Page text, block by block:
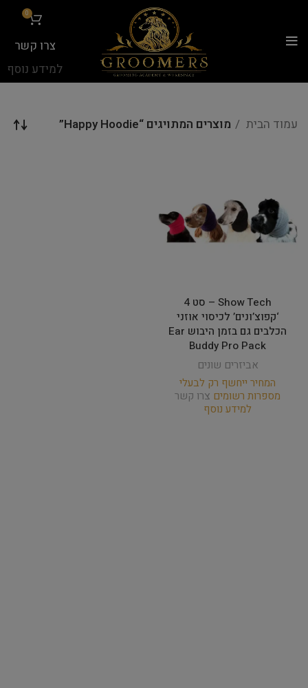
0
צרו קשר
למידע נוסף
עמוד הבית מוצרים המתויגים “Happy Hoodie”
Show Tech – סט 4
‘קפוצ’ונים’ לכיסוי אוזני
הכלבים גם בזמן היבוש Ear
Buddy Pro Pack
אביזרים שונים
המחיר ייחשף רק לבעלי
מספרות רשומים צרו קשר
למידע נוסף